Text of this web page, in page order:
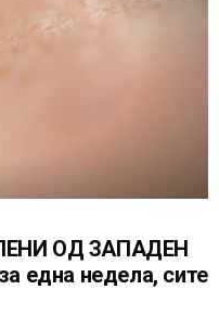
ОД ЗАПАДЕН
една недела, сите